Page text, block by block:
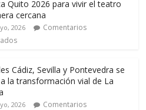
Quito 2026 para vivir el teatro
cercana
2026
Comentarios
Cádiz, Sevilla y Pontevedra se
la transformación vial de La
2026
Comentarios